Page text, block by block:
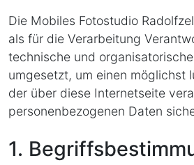
Die Mobiles Fotostudio
als für die Verarbeitung
technische und
umgesetzt, um einen möglichst
der über diese Internetseite
personenbezogenen Daten
1.